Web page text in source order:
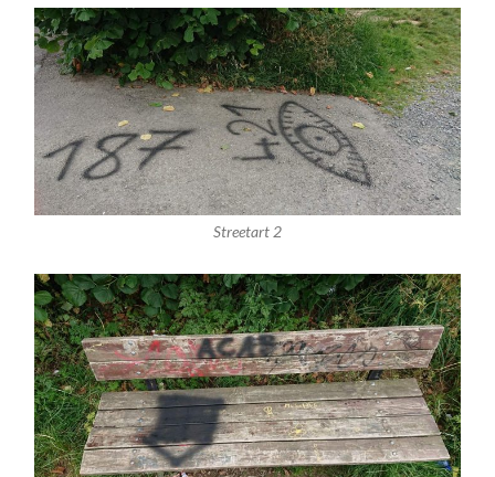
Streetart 2